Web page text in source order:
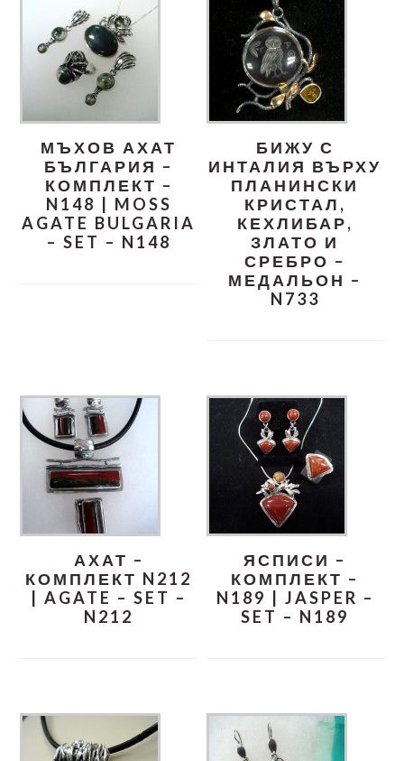
МЪХОВ АХАТ
БЪЛГАРИЯ –
КОМПЛЕКТ –
N148 | MOSS
AGATE BULGARIA
– SET – N148
БИЖУ С
ИНТАЛИЯ ВЪРХУ
ПЛАНИНСКИ
КРИСТАЛ,
КЕХЛИБАР,
ЗЛАТО И
СРЕБРО –
МЕДАЛЬОН –
N733
АХАТ –
КОМПЛЕКТ N212
| AGATE – SET –
N212
ЯСПИСИ –
КОМПЛЕКТ –
N189 | JASPER –
SET – N189